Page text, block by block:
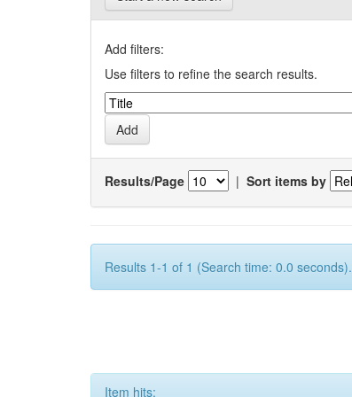
Add filters:
Use filters to refine the search results.
Results/Page | Sort items by
Results 1-1 of 1 (Search time: 0.0 seconds).
Item hits: